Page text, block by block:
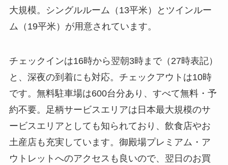
大規模。シングルルーム（13平米）とツインルー
ム（19平米）が用意されています。
チェックインは16時から翌朝3時まで（27時表記）
と、深夜の到着にも対応。チェックアウトは10時
です。無料駐車場は600台分あり、すべて無料・予
約不要。足柄サービスエリアは日本最大規模のサ
ービスエリアとしても知られており、飲食店やお
土産店も充実しています。御殿場プレミアム・ア
ウトレットへのアクセスも良いので、翌日のお買